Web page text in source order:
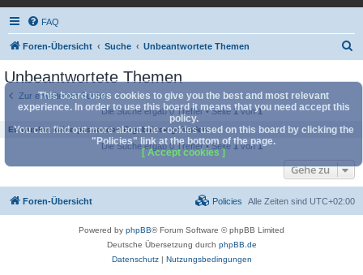
FAQ
Foren-Übersicht Suche Unbeantwortete Themen
c
Unbeantwortete Themen
Zur erweiterten Suche
Die Suche ergab 0 Treffer • Seite 1von1
Es wurden keine passenden Ergebnisse gefunden.
Die Suche ergab 0 Treffer • Seite 1von1
Gehe zu
This board uses cookies to give you the best and most relevant
experience. In order to use this board it means that you need accept this
policy.
You can find out more about the cookies used on this board by clicking the
"Policies" link at the bottom of the page.
[ Accept cookies ]
Foren-Übersicht Alle Zeiten sind UTC+02:00
Policies
Powered by phpBB® Forum Software © phpBB Limited
Deutsche Übersetzung durch phpBB.de
Datenschutz| Nutzungsbedingungen